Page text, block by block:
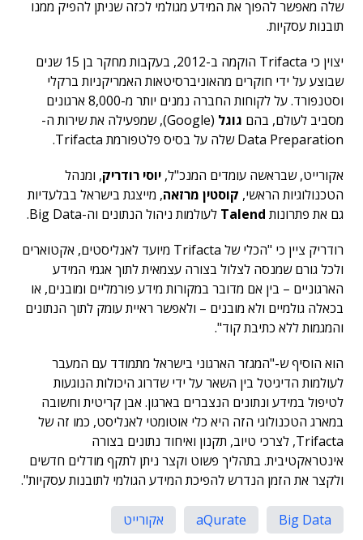
שלה מאפשר להפוך את המידע מגולמי לכזה שניתן להפיק ממנו
תובנות עסקיות.
יצוין כי Trifacta הוקמה ב-2012, בעקבות מחקר בן 15 שנים
שבוצע על ידי חוקרים מהאוניברסיטאות האמריקניות ברקלי
וסטנפורד. על לקוחות החברה נמנים יותר מ-8,000 ארגונים
מסביב לעולם, בהם גוגל
(Google), שמפעילה את שירות ה-
Data Preparation שלה על בסיס פלטפורמת Trifacta.
אקורייט, שבראשה עומדים המנכ"ל, יוסי רודריק, ומנהל
הטכנולוגיות הראשי, קוסטין מרזאה, מייצגת בישראל בבלעדיות
גם את פתרונות Talend לעולמות ניהול הנתונים וה-Big Data.
רודריק ציין כי "הכלי של Trifacta מיועד לאנליסטים, אקטוארים
ולכל גורם שמנסה לצלול בצורה עצמאית לתוך אגמי המידע
הארגוניים – בין אם מדובר במקורות מידע פורמליים ומובנים, או
בכאלה גולמיים ולא מובנים – ולאפשר ראיית עומק לתוך הנתונים
והמגמות ללא כתיבת קוד".
הוא הוסיף ש-"המגזר הארגוני בישראל מתמודד עם המעבר
לעולמות הדיגיטל בין השאר על ידי שדרוג היכולות הנוגעות
לטיפול במידע ונתונים הנצברים בארגון. אבן קריטית וחשובה
במארג הטכנולוגי הזה היא כלי אוטומטי לאנליסט, כמו זה של
Trifacta, לצרכי טיוב, תקנון ואיחוד נתונים בצורה
אינטראקטיבית. בתהליך פשוט וקצר ניתן לתקף מודלים חדשים
ולקצר את הזמן הנדרש להפיכת המידע הגולמי לתובנות עסקיות".
Big Data
aQurate
אקורייט